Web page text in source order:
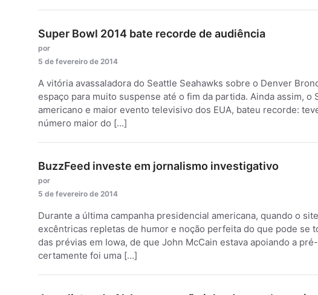
Super Bowl 2014 bate recorde de audiência
por
5 de fevereiro de 2014
A vitória avassaladora do Seattle Seahawks sobre o Denver
espaço para muito suspense até o fim da partida. Ainda assim,
americano e maior evento televisivo dos EUA, bateu recorde:
número maior do […]
BuzzFeed investe em jornalismo investigativo
por
5 de fevereiro de 2014
Durante a última campanha presidencial americana, quando o
excêntricas repletas de humor e noção perfeita do que pode se
das prévias em Iowa, de que John McCain estava apoiando a
certamente foi uma […]